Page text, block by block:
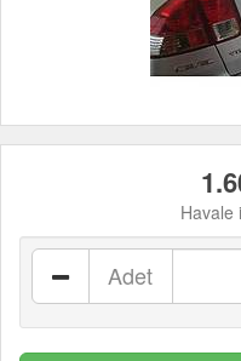
Havale
Adet